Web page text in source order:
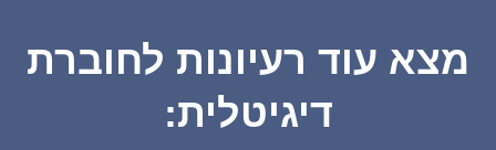
מצא עוד רעיונות לחוברת
דיגיטלית: